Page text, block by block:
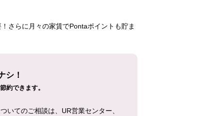
さらに月々の家賃でPontaポイントも貯ま
シ！
約できます。
いてのご相談は、UR営業センター、